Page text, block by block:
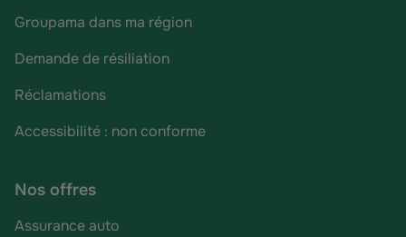
Groupama dans ma région
Demande de résiliation
Réclamations
Accessibilité : non conforme
Nos offres
Assurance auto